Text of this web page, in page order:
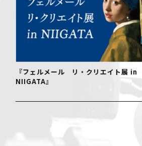
『フェルメール リ・クリエイト展 in
NIIGATA』